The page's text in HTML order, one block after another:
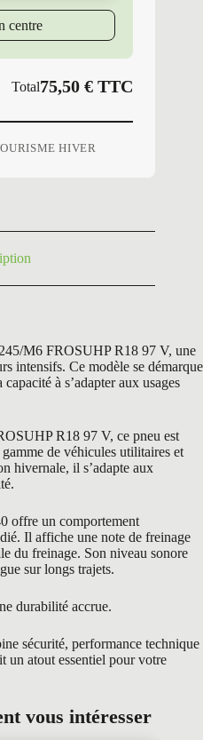
centre
Total75,50€ TTC
HIVER
M6 FROSUHP R18 97 V, une
intensifs. Ce modèle se démarque
à s’adapter aux usages
R18 97 V, ce pneu est
de véhicules utilitaires et
hivernale, il s’adapte aux
offre un comportement
Il affiche une note de freinage
du freinage. Son niveau sonore
sur longs trajets.
durabilité accrue.
sécurité, performance technique
un atout essentiel pour votre
vous intéresser